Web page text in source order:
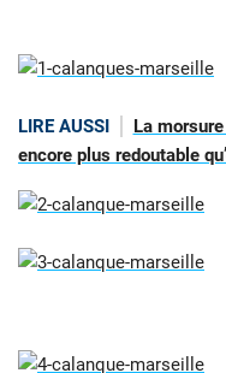
LIRE AUSSI
La
encore plus redoutable